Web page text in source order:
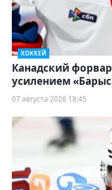
ХОККЕЙ
Канадский
усилением
07 августа 2026 18:45